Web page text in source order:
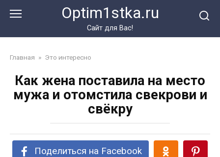
Optim1stka.ru
Сайт для Вас!
Главная » Это интересно
Как жена поставила на место
мужа и отомстила свекрови и
свёкру
Поделиться на Facebook